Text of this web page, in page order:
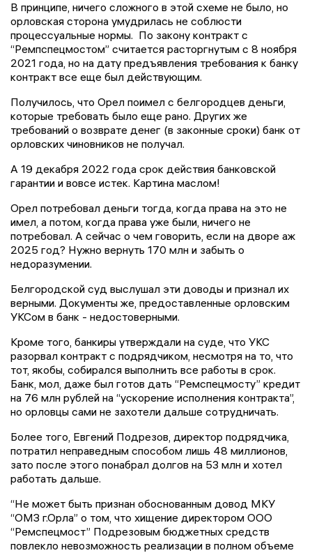
В принципе, ничего сложного в этой схеме не было, но
орловская сторона умудрилась не соблюсти
процессуальные нормы. По закону контракт с
“Ремпспецмостом” считается расторгнутым с 8 ноября
2021 года, но на дату предъявления требования к банку
контракт все еще был действующим.
Получилось, что Орел поимел с белгородцев деньги,
которые требовать было еще рано. Других же
требований о возврате денег (в законные сроки) банк от
орловских чиновников не получал.
А 19 декабря 2022 года срок действия банковской
гарантии и вовсе истек. Картина маслом!
Орел потребовал деньги тогда, когда права на это не
имел, а потом, когда права уже были, ничего не
потребовал. А сейчас о чем говорить, если на дворе аж
2025 год? Нужно вернуть 170 млн и забыть о
недоразумении.
Белгородской суд выслушал эти доводы и признал их
верными. Документы же, предоставленные орловским
УКСом в банк - недостоверными.
Кроме того, банкиры утверждали на суде, что УКС
разорвал контракт с подрядчиком, несмотря на то, что
тот, якобы, собирался выполнить все работы в срок.
Банк, мол, даже был готов дать “Ремспецмосту” кредит
на 76 млн рублей на “ускорение исполнения контракта”,
но орловцы сами не захотели дальше сотрудничать.
Более того, Евгений Подрезов, директор подрядчика,
потратил неправедным способом лишь 48 миллионов,
зато после этого понабрал долгов на 53 млн и хотел
работать дальше.
“Не может быть признан обоснованным довод МКУ
“ОМЗ г.Орла” о том, что хищение директором ООО
“Ремспецмост” Подрезовым бюджетных средств
повлекло невозможность реализации в полном объеме